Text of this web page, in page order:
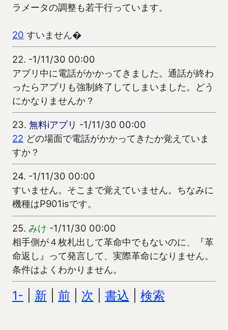
ラメータの調整も若干行っています。
20 すいません�
22. -1/11/30 00:00
アプリ中に電話がかかってきました。通話が終わ
ったらアプリも強制終了してしまいました。どう
にかなりませんか？
23. 無料iアプリ -1/11/30 00:00
22 どの場面で電話がかかってきたか覚えていま
すか？
24. -1/11/30 00:00
すいません。そこまで覚えていません。ちなみに
機種はP901isです。
25. みけ -1/11/30 00:00
相手側が４枚札出して革命中でもないのに、『革
命返し』って発言して、実際革命になりません。
条件はよくわかりません。
1- 新 前 次 書込 検索